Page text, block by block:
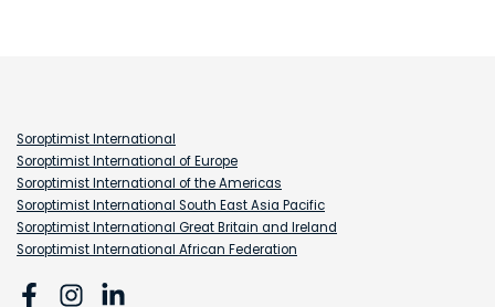
Soroptimist International
Soroptimist International of Europe
Soroptimist International of the Americas
Soroptimist International South East Asia Pacific
Soroptimist International Great Britain and Ireland
Soroptimist International African Federation